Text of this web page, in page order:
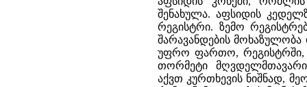
შენახულა. აფსიდის
რეგისტრი. ზემო
შარავანდების
უფრო ფართო, რეგისტრში,
თორმეტი
აქვთ კურთხევის ნიშნად,